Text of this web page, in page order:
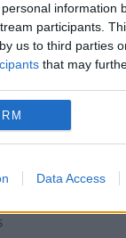
information
participants.
us to third parties
that may
Data Access
a
i-a cheltuit”